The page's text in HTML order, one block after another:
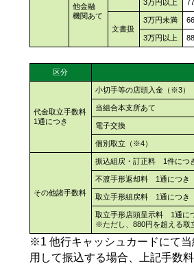
他金融
機関あて
3万円以上
文書扱
3万円未満
3万円以上
区分
代金取立手数料
1通につき
小切手等の店頭入金（※3）
当組合本支所あて
電子交換
個別取立（※4）
その他諸手数料
振込組戻・訂正料 1件につ
不渡手形返却料 1通につき
取立手形組戻料 1通につき
取立手形店頭呈示料 1通に
※ただし、880円を超える取
※1 他行キャッシュカードにて当
用して振込する場合、上記手数